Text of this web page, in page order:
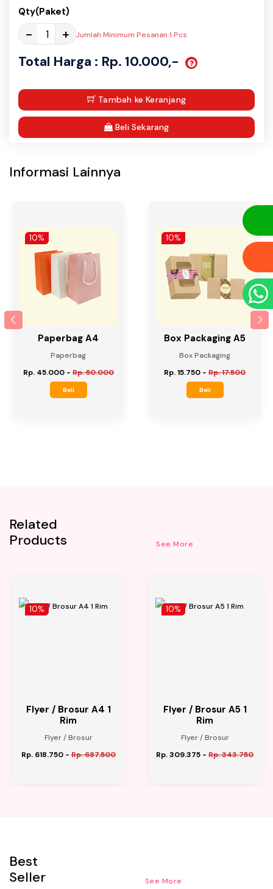
Qty(Paket)
- + Jumlah Minimum Pesanan 1 Pcs
Total Harga : Rp. 10.000,-
Tambah ke Keranjang
Beli Sekarang
Informasi Lainnya
10%
Paperbag A4
Paperbag
Rp. 45.000-Rp. 50.000
Beli
10%
Box Packaging A5
Box Packaging
Rp. 15.750 - Rp. 17.500
Beli
Related
Products
See More
10%
Flyer / Brosur A4 1
Rim
Flyer / Brosur
Rp. 618.750-Rp. 687.500
10%
Flyer / Brosur A5 1
Rim
Flyer / Brosur
Rp. 309.375 - Rp. 343.750
Best
Seller
See More